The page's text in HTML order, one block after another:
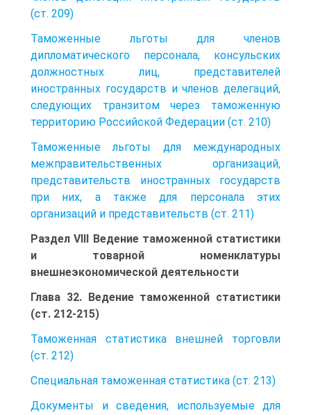
(ст. 209)
Таможенные льготы для членов
дипломатического персонала, консульских
должностных лиц, представителей
иностранных государств и членов делегаций,
следующих транзитом через таможенную
территорию Российской Федерации (ст. 210)
Таможенные льготы для международных
межправительственных организаций,
представительств иностранных государств
при них, а также для персонала этих
организаций и представительств (ст. 211)
Раздел VIII Ведение таможенной статистики
и товарной номенклатуры
внешнеэкономической деятельности
Глава 32. Ведение таможенной статистики
(ст. 212-215)
Таможенная статистика внешней торговли
(ст. 212)
Специальная таможенная статистика (ст. 213)
Документы и сведения, используемые для